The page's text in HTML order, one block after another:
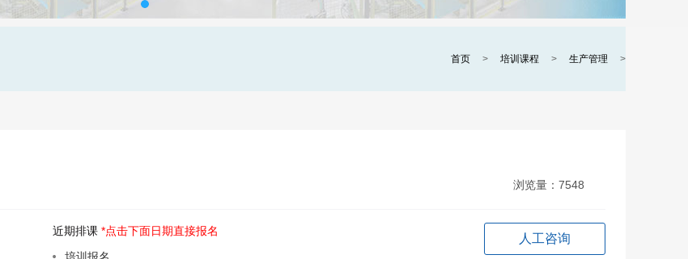
首页 > 培训课程 > 生产管理 >
浏览量： 7548
近期排课 *点击下面日期直接报名
人工咨询